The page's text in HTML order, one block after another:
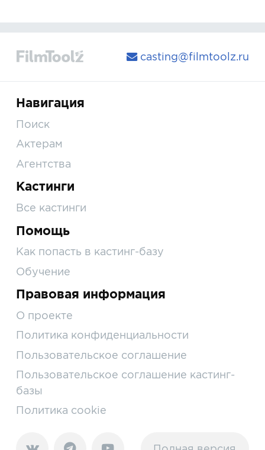
casting@filmtoolz.ru
Навигация
Поиск
Актерам
Агентства
Кастинги
Все кастинги
Помощь
Как попасть в кастинг-базу
Обучение
Правовая информация
О проекте
Политика конфиденциальности
Пользовательское соглашение
Пользовательское соглашение кастинг-
базы
Политика cookie